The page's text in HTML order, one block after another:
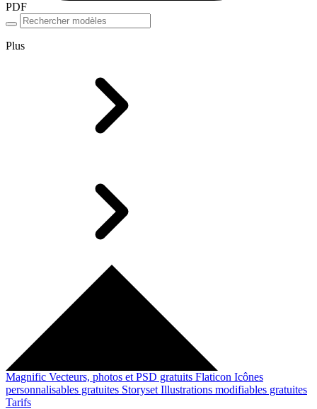
PDF
Plus
Magnific Vecteurs, photos et PSD gratuits Flaticon Icônes
personnalisables gratuites Storyset Illustrations modifiables gratuites
Tarifs